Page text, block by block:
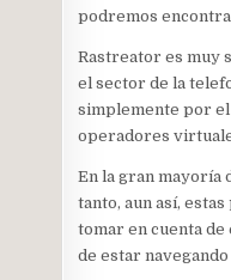
podremos
Rastreator es muy
el sector de la
simplemente por el
operadores
En la gran mayoría
tanto, aun así,
tomar en cuenta de
de estar